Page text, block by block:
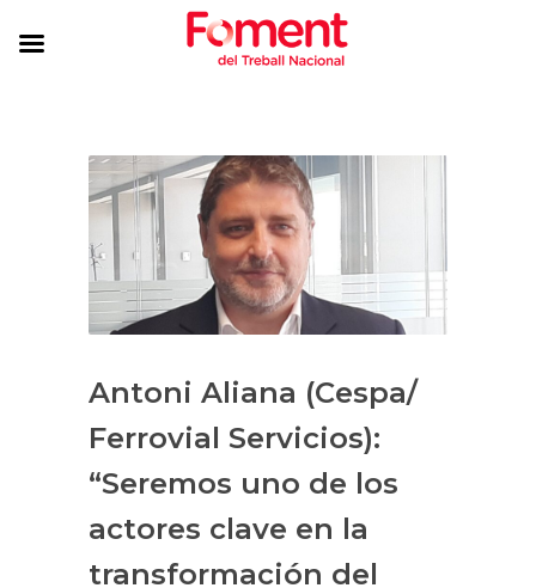
Antoni Aliana (Cespa/
Ferrovial Servicios):
“Seremos uno de los
actores clave en la
transformación del